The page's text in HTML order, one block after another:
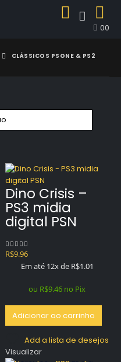
00
CLÁSSICOS PSONE & PS2
Dino Crisis –
PS3 midia
digital PSN
0out of 5
R$9.96
Em até 12x de R$1.01
ou R$9.46 no Pix
Adicionar ao carrinho
Add a lista de desejos
Visualizar